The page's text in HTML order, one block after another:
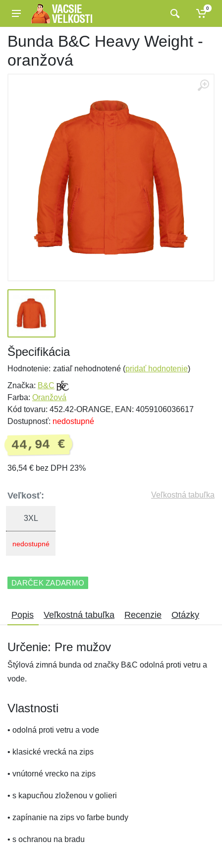
0
Bunda B&C Heavy Weight -
oranžová
Špecifikácia
Hodnotenie: zatiaľ nehodnotené (pridať hodnotenie)
Značka: B&C
Farba: Oranžová
Kód tovaru: 452.42-ORANGE, EAN: 4059106036617
Dostupnosť: nedostupné
44,94 €
36,54 € bez DPH 23%
Veľkosť: Veľkostná tabuľka
3XL
nedostupné
DARČEK ZADARMO
Popis Veľkostná tabuľka Recenzie Otázky
Určenie: Pre mužov
Štýlová zimná bunda od značky B&C odolná proti vetru a
vode.
Vlastnosti
• odolná proti vetru a vode
• klasické vrecká na zips
• vnútorné vrecko na zips
• s kapucňou zloženou v golieri
• zapínanie na zips vo farbe bundy
• s ochranou na bradu